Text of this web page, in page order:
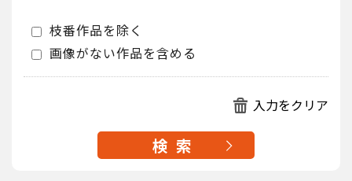
枝番作品を除く
画像がない作品を含める